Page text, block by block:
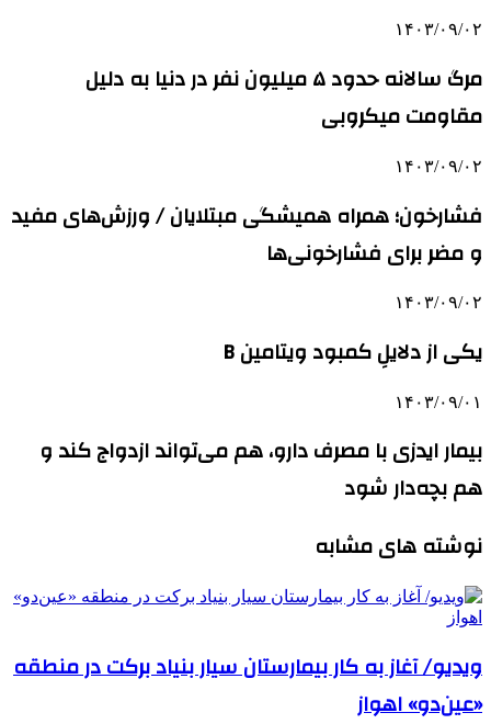
۱۴۰۳/۰۹/۰۲
مرگ سالانه حدود ۵ میلیون نفر در دنیا به دلیل
مقاومت میکروبی
۱۴۰۳/۰۹/۰۲
فشارخون؛ همراه همیشگی مبتلایان / ورزش‌های مفید
و مضر برای فشارخونی‌ها
۱۴۰۳/۰۹/۰۲
یکی از دلایلِ کمبود ویتامین B
۱۴۰۳/۰۹/۰۱
بیمار ایدزی با مصرف دارو، هم می‌تواند ازدواج کند و
هم بچه‌دار شود
نوشته های مشابه
ویدیو/ آغاز به کار بیمارستان سیار بنیاد برکت در منطقه
«عین‌دو» اهواز